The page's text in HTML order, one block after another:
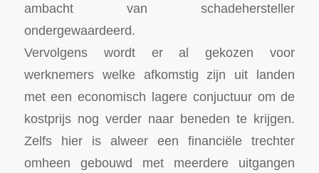
ambacht van schadehersteller
ondergewaardeerd.
Vervolgens wordt er al gekozen voor
werknemers welke afkomstig zijn uit landen
met een economisch lagere conjuctuur om de
kostprijs nog verder naar beneden te krijgen.
Zelfs hier is alweer een financiële trechter
omheen gebouwd met meerdere uitgangen